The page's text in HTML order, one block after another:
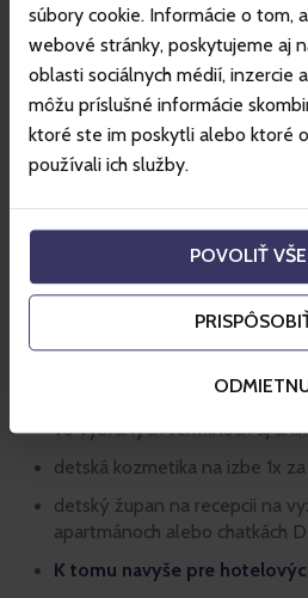
súbory cookie. Informácie o tom,
webové stránky, poskytujeme aj
oblasti sociálnych médií, inzercie
môžu príslušné informácie
ktoré ste im poskytli alebo ktoré
používali ich služby.
POVOLIŤ
zapožičanie detského
recepcii
skibus počas zimnej sezóny
V rámci kids friendly konceptu
vekových kategórii môžu užiť
detské ihriská a športoviská
stolné hry pre všetky deti, aj
biliard, detský stolný futbal a
vo vybraných termínoch aj
detská kozmetika na izbe 1x
detský župan na recepcii na
apartmánoch alebo chatkách
K tomu navyše pre